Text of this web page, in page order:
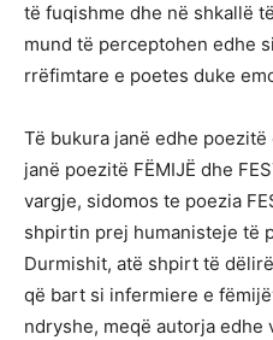
të fuqishme dhe në shkallë
mund të perceptohen edhe
rrëfimtare e poetes duke
Të bukura janë edhe
janë poezitë FËMIJË dhe
vargje, sidomos te poezia
shpirtin prej humanisteje të
Durmishit, atë shpirt të
që bart si infermiere e
ndryshe, meqë autorja edhe